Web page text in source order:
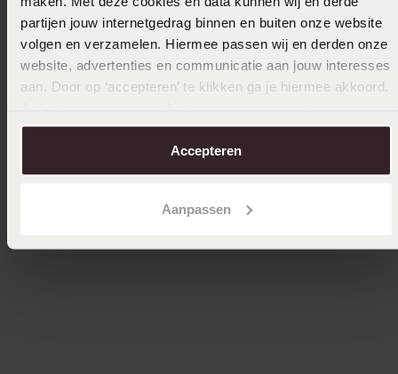
partijen jouw internetgedrag binnen en buiten onze website
volgen en verzamelen. Hiermee passen wij en derden onze
website, advertenties en communicatie aan jouw interesses
aan. Door op ‘accepteren’ te klikken ga je hiermee akkoord.
over in onscookiebeleid.
Accepteren
Aanpassen